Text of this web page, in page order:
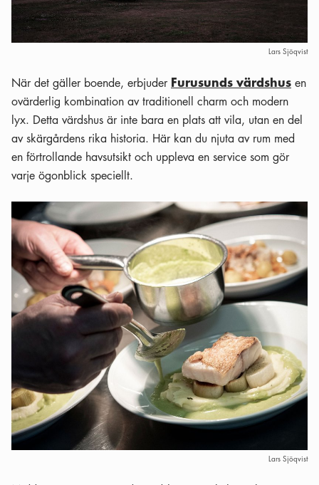
Lars Sjöqvist
När det gäller boende, erbjuder Furusunds värdshus en
ovärderlig kombination av traditionell charm och modern
lyx. Detta värdshus är inte bara en plats att vila, utan en del
av skärgårdens rika historia. Här kan du njuta av rum med
en förtrollande havsutsikt och uppleva en service som gör
varje ögonblick speciellt.
Lars Sjöqvist